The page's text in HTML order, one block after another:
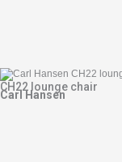
CH22 lounge chair
Carl Hansen